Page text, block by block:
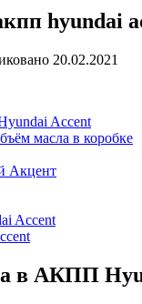
hyundai
20.02.2021
Accent
масла в коробке
Акцент
Accent
в АКПП